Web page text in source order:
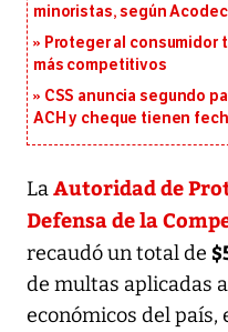
minoristas, según
Proteger al consumidor
más competitivos
CSS anuncia segundo
ACH y cheque tienen
LaAutoridad de
Defensa de la
recaudó un total de
de multas aplicadas
económicos del